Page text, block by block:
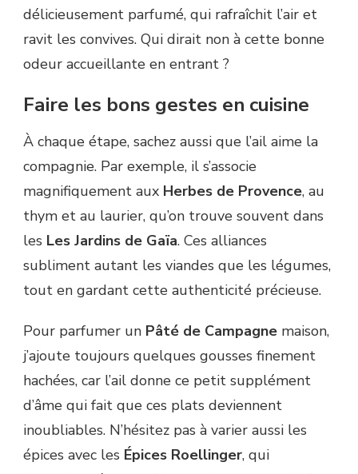
délicieusement parfumé, qui rafraîchit l’air et
ravit les convives. Qui dirait non à cette bonne
odeur accueillante en entrant ?
Faire les bons gestes en cuisine
À chaque étape, sachez aussi que l’ail aime la
compagnie. Par exemple, il s’associe
magnifiquement aux Herbes de Provence, au
thym et au laurier, qu’on trouve souvent dans
les Les Jardins de Gaïa. Ces alliances
subliment autant les viandes que les légumes,
tout en gardant cette authenticité précieuse.
Pour parfumer un Pâté de Campagne maison,
j’ajoute toujours quelques gousses finement
hachées, car l’ail donne ce petit supplément
d’âme qui fait que ces plats deviennent
inoubliables. N’hésitez pas à varier aussi les
épices avec les Épices Roellinger, qui